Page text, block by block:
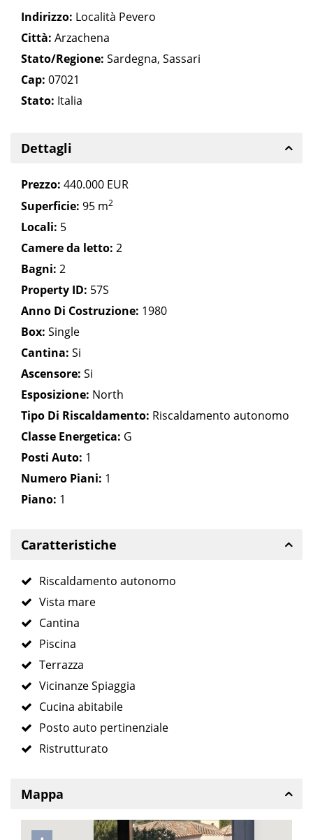
Indirizzo: Località Pevero
Città: Arzachena
Stato/Regione: Sardegna, Sassari
Cap: 07021
Stato: Italia
Dettagli
Prezzo: 440.000 EUR
Superficie: 95 m2
Locali: 5
Camere da letto: 2
Bagni: 2
Property ID: 57S
Anno Di Costruzione: 1980
Box: Single
Cantina: Si
Ascensore: Si
Esposizione: North
Tipo Di Riscaldamento: Riscaldamento autonomo
Classe Energetica: G
Posti Auto: 1
Numero Piani: 1
Piano: 1
Caratteristiche
Riscaldamento autonomo
Vista mare
Cantina
Piscina
Terrazza
Vicinanze Spiaggia
Cucina abitabile
Posto auto pertinenziale
Ristrutturato
Mappa